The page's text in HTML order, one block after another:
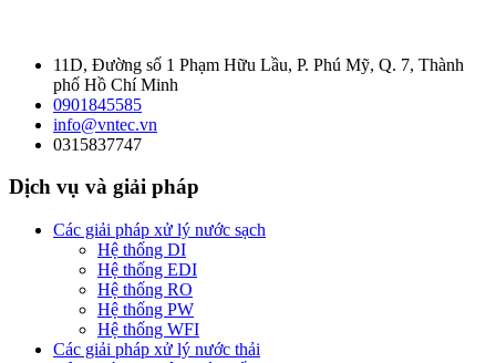
11D, Đường số 1 Phạm Hữu Lầu, P. Phú Mỹ, Q. 7, Thành
phố Hồ Chí Minh
0901845585
info@vntec.vn
0315837747
Dịch vụ và giải pháp
Các giải pháp xử lý nước sạch
Hệ thống DI
Hệ thống EDI
Hệ thống RO
Hệ thống PW
Hệ thống WFI
Các giải pháp xử lý nước thải